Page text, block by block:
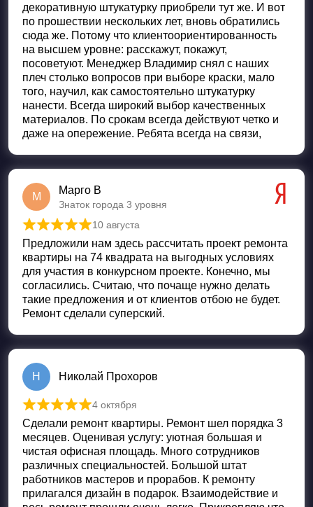
декоративную штукатурку приобрели тут же. И вот
по прошествии нескольких лет, вновь обратились
сюда же. Потому что клиентоориентированность
на высшем уровне: расскажут, покажут,
посоветуют. Менеджер Владимир снял с наших
плеч столько вопросов при выборе краски, мало
того, научил, как самостоятельно штукатурку
нанести. Всегда широкий выбор качественных
материалов. По срокам всегда действуют четко и
даже на опережение. Ребята всегда на связи,
М
Марго В
Знаток города 3 уровня
Оценка5 из 5
10 августа
Предложили нам здесь рассчитать проект ремонта
квартиры на 74 квадрата на выгодных условиях
для участия в конкурсном проекте. Конечно, мы
согласились. Считаю, что почаще нужно делать
такие предложения и от клиентов отбою не будет.
Ремонт сделали суперский.
Н Николай Прохоров
Оценка 5из 5
4 октября
Сделали ремонт квартиры. Ремонт шел порядка 3
месяцев. Оценивая услугу: уютная большая и
чистая офисная площадь. Много сотрудников
различных специальностей. Большой штат
работников мастеров и прорабов. К ремонту
прилагался дизайн в подарок. Взаимодействие и